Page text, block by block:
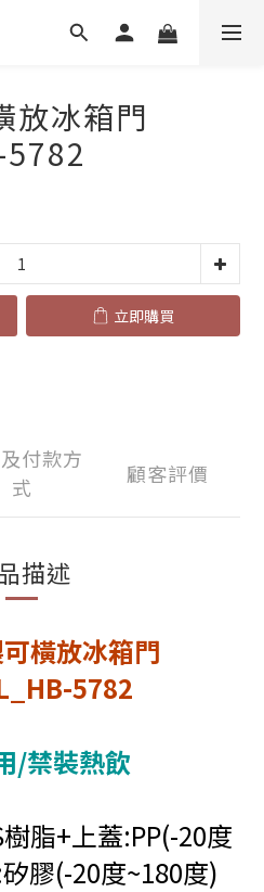
放冰箱門
立即購買
付款方
式
顧客評價
描述
橫放冰箱門
5782
/禁裝熱飲
脂+上蓋:PP(-20度
膠(-20度~180度)